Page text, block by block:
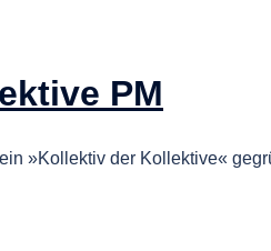
PM
»Kollektiv der Kollektive«